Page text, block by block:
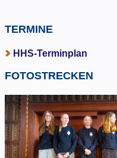
TERMINE
HHS-Terminplan
FOTOSTRECKEN